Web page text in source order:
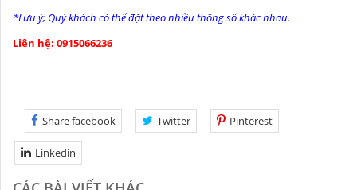
*Lưu ý; Quý khách có thể đặt theo nhiều thông số khác nhau.
Liên hệ: 0915066236
Share facebook Twitter Pinterest
Linkedin